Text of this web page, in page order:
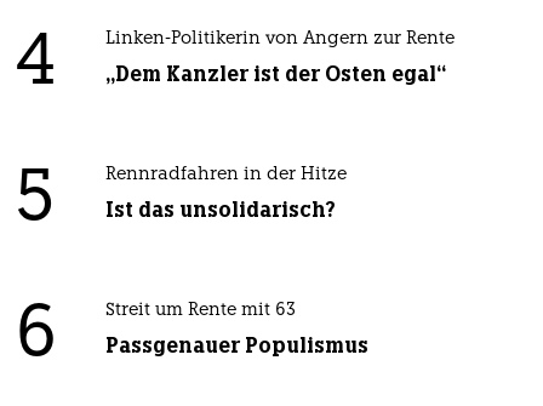
4 Linken-Politikerin von Angern zur Rente
„Dem Kanzler ist der Osten egal“
5 Rennradfahren in der Hitze
Ist das unsolidarisch?
6 Streit um Rente mit 63
Passgenauer Populismus